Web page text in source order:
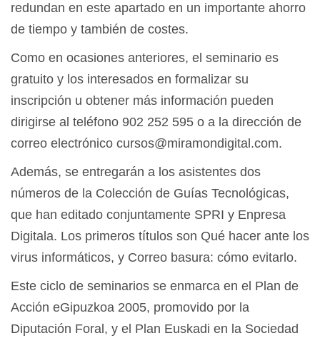
redundan en este apartado en un importante ahorro
de tiempo y también de costes.
Como en ocasiones anteriores, el seminario es
gratuito y los interesados en formalizar su
inscripción u obtener más información pueden
dirigirse al teléfono 902 252 595 o a la dirección de
correo electrónico cursos@miramondigital.com.
Además, se entregarán a los asistentes dos
números de la Colección de Guías Tecnológicas,
que han editado conjuntamente SPRI y Enpresa
Digitala. Los primeros títulos son Qué hacer ante los
virus informáticos, y Correo basura: cómo evitarlo.
Este ciclo de seminarios se enmarca en el Plan de
Acción eGipuzkoa 2005, promovido por la
Diputación Foral, y el Plan Euskadi en la Sociedad